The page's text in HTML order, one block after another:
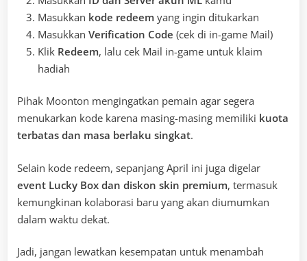
Masukkan kode redeem yang ingin ditukarkan
Masukkan Verification Code (cek di in-game Mail)
Klik Redeem, lalu cek Mail in-game untuk klaim
hadiah
Pihak Moonton mengingatkan pemain agar segera
menukarkan kode karena masing-masing memiliki kuota
terbatas dan masa berlaku singkat.
Selain kode redeem, sepanjang April ini juga digelar
event Lucky Box dan diskon skin premium, termasuk
kemungkinan kolaborasi baru yang akan diumumkan
dalam waktu dekat.
Jadi, jangan lewatkan kesempatan untuk menambah